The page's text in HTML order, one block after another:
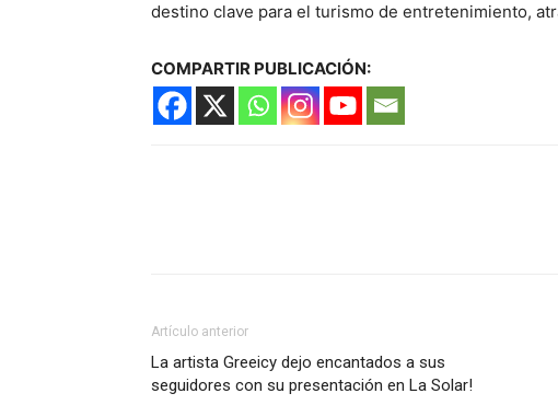
destino clave para el turismo de entretenimiento,
COMPARTIR PUBLICACIÓN:
Artículo anterior
La artista Greeicy dejo encantados a sus
seguidores con su presentación en La Solar!